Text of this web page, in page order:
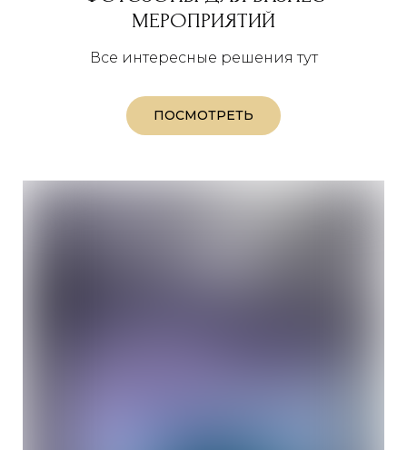
МЕРОПРИЯТИЙ
Все интересные решения тут
ПОСМОТРЕТЬ